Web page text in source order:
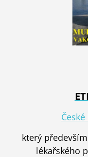
který
lékařského